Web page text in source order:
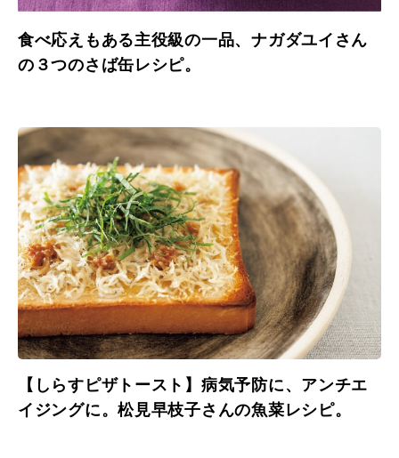
食べ応えもある主役級の一品、ナガダユイさん
の３つのさば缶レシピ。
【しらすピザトースト】病気予防に、アンチエ
イジングに。松見早枝子さんの魚菜レシピ。